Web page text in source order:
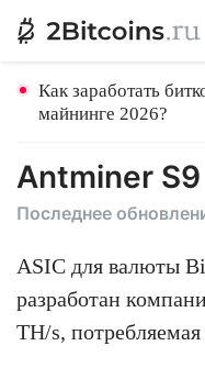
Как заработать
майнинге 2026?
Antminer S9
Последнее
ASIC для валюты
разработан
TH/s,